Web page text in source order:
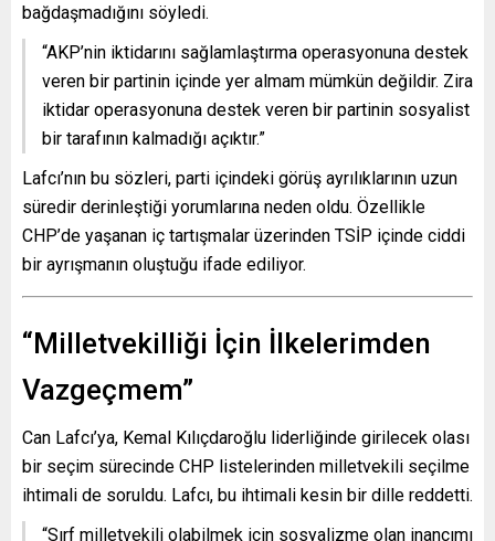
bağdaşmadığını söyledi.
“AKP’nin iktidarını sağlamlaştırma operasyonuna destek
veren bir partinin içinde yer almam mümkün değildir. Zira
iktidar operasyonuna destek veren bir partinin sosyalist
bir tarafının kalmadığı açıktır.”
Lafcı’nın bu sözleri, parti içindeki görüş ayrılıklarının uzun
süredir derinleştiği yorumlarına neden oldu. Özellikle
CHP’de yaşanan iç tartışmalar üzerinden TSİP içinde ciddi
bir ayrışmanın oluştuğu ifade ediliyor.
“Milletvekilliği İçin İlkelerimden
Vazgeçmem”
Can Lafcı’ya, Kemal Kılıçdaroğlu liderliğinde girilecek olası
bir seçim sürecinde CHP listelerinden milletvekili seçilme
ihtimali de soruldu. Lafcı, bu ihtimali kesin bir dille reddetti.
“Sırf milletvekili olabilmek için sosyalizme olan inancımı